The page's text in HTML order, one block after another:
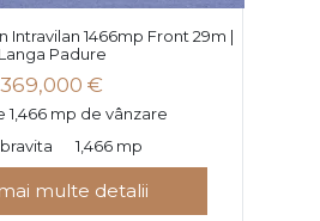
Intravilan 1466mp Front 29m |
Langa Padure
369,000 €
1,466 mp de vânzare
1,466 mp
multe detalii